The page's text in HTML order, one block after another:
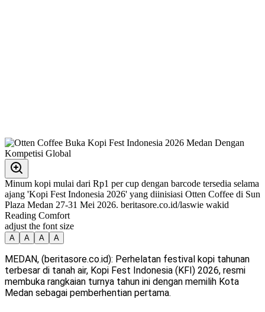
Minum kopi mulai dari Rp1 per cup dengan barcode tersedia selama
ajang 'Kopi Fest Indonesia 2026' yang diinisiasi Otten Coffee di Sun
Plaza Medan 27-31 Mei 2026. beritasore.co.id/laswie wakid
Reading Comfort
adjust the font size
A A A A
MEDAN, (beritasore.co.id): Perhelatan festival kopi tahunan
terbesar di tanah air, Kopi Fest Indonesia (KFI) 2026, resmi
membuka rangkaian turnya tahun ini dengan memilih Kota
Medan sebagai pemberhentian pertama.